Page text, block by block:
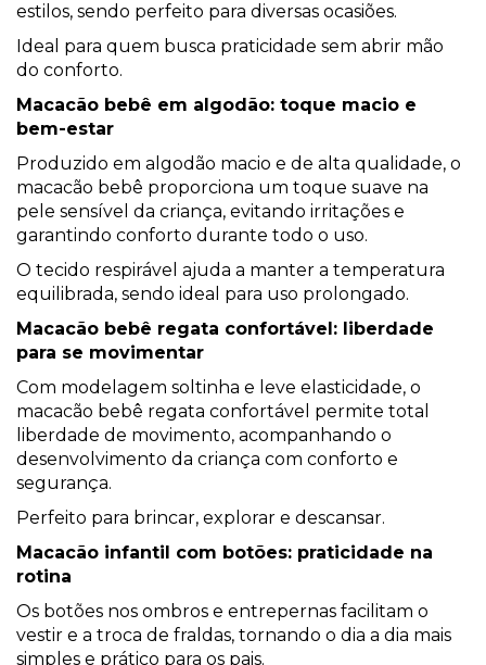
estilos, sendo perfeito para diversas ocasiões.
Ideal para quem busca praticidade sem abrir mão
do conforto.
Macacão bebê em algodão: toque macio e
bem-estar
Produzido em algodão macio e de alta qualidade, o
macacão bebê proporciona um toque suave na
pele sensível da criança, evitando irritações e
garantindo conforto durante todo o uso.
O tecido respirável ajuda a manter a temperatura
equilibrada, sendo ideal para uso prolongado.
Macacão bebê regata confortável: liberdade
para se movimentar
Com modelagem soltinha e leve elasticidade, o
macacão bebê regata confortável permite total
liberdade de movimento, acompanhando o
desenvolvimento da criança com conforto e
segurança.
Perfeito para brincar, explorar e descansar.
Macacão infantil com botões: praticidade na
rotina
Os botões nos ombros e entrepernas facilitam o
vestir e a troca de fraldas, tornando o dia a dia mais
simples e prático para os pais.